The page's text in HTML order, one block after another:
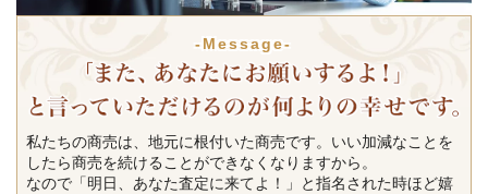
-Message-
私たちの商売は、地元に根付いた商売です。いい加減なことを
したら商売を続けることができなくなりますから。
なので「明日、あなた査定に来てよ！」と指名された時ほど嬉